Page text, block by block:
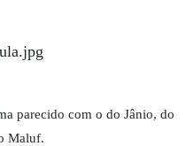
parecido com o do Jânio, do
Maluf.